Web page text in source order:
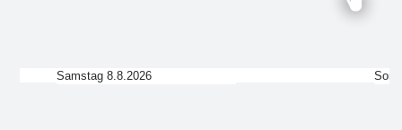
Samstag 8.8.2026